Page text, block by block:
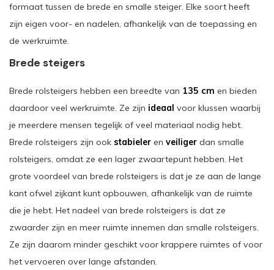
formaat tussen de brede en smalle steiger. Elke soort heeft
zijn eigen voor- en nadelen, afhankelijk van de toepassing en
de werkruimte.
Brede steigers
Brede rolsteigers hebben een breedte van 135 cm en bieden
daardoor veel werkruimte. Ze zijn ideaal voor klussen waarbij
je meerdere mensen tegelijk of veel materiaal nodig hebt.
Brede rolsteigers zijn ook stabieler en veiliger dan smalle
rolsteigers, omdat ze een lager zwaartepunt hebben. Het
grote voordeel van brede rolsteigers is dat je ze aan de lange
kant ofwel zijkant kunt opbouwen, afhankelijk van de ruimte
die je hebt. Het nadeel van brede rolsteigers is dat ze
zwaarder zijn en meer ruimte innemen dan smalle rolsteigers.
Ze zijn daarom minder geschikt voor krappere ruimtes of voor
het vervoeren over lange afstanden.